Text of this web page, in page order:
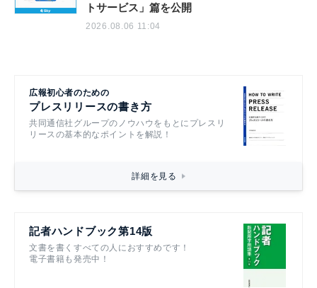
トサービス」篇を公開
2026.08.06 11:04
広報初心者のための
プレスリリースの書き方
共同通信社グループのノウハウをもとにプレスリ
リースの基本的なポイントを解説！
詳細を見る
記者ハンドブック第14版
文書を書くすべての人におすすめです！
電子書籍も発売中！